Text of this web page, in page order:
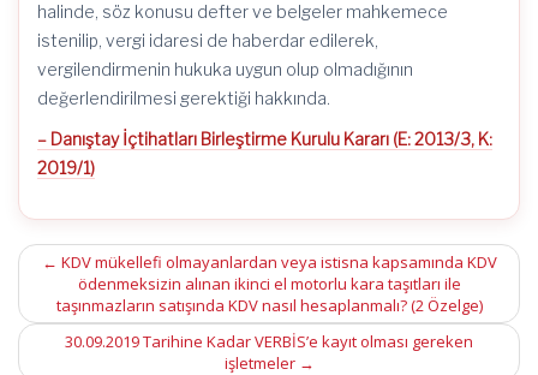
halinde, söz konusu defter ve belgeler mahkemece
istenilip, vergi idaresi de haberdar edilerek,
vergilendirmenin hukuka uygun olup olmadığının
değerlendirilmesi gerektiği hakkında.
– Danıştay İçtihatları Birleştirme Kurulu Kararı (E: 2013/3, K:
2019/1)
Post
navigation
← KDV mükellefi olmayanlardan veya istisna kapsamında KDV
ödenmeksizin alınan ikinci el motorlu kara taşıtları ile
taşınmazların satışında KDV nasıl hesaplanmalı? (2 Özelge)
30.09.2019 Tarihine Kadar VERBİS’e kayıt olması gereken
işletmeler →